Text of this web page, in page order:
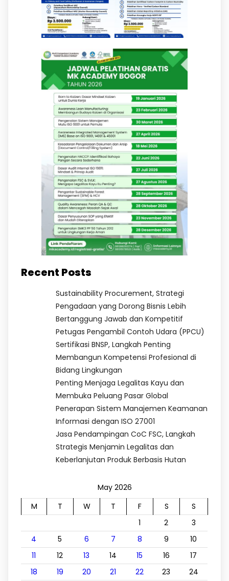
Recent Posts
Sustainability Procurement, Strategi
Pengadaan yang Dorong Bisnis Lebih
Bertanggung Jawab dan Kompetitif
Petugas Pengambil Contoh Udara (PPCU)
Sertifikasi BNSP, Langkah Penting
Membangun Kompetensi Profesional di
Bidang Lingkungan
Penting Menjaga Legalitas Kayu dan
Membuka Peluang Pasar Global
Penerapan Sistem Manajemen Keamanan
Informasi dengan ISO 27001
Jasa Pendampingan CoC FSC, Langkah
Strategis Menjamin Legalitas dan
Keberlanjutan Produk Berbasis Hutan
May 2026
M
T W T F S
S
1
2
3
4
5 6 7 8 9
10
11
12 13 14 15 16
17
18
19 20 21 22 23
24